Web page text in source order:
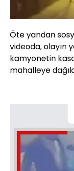
Öte yandan
videoda, olayın
kamyonetin
mahalleye